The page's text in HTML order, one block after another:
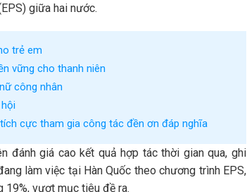
giữa hai nước.
trẻ em
vững cho thanh niên
công nhân
cực tham gia công tác đền ơn đáp nghĩa
đánh giá cao kết quả hợp tác thời gian qua, ghi
làm việc tại Hàn Quốc theo chương trình EPS,
vượt mục tiêu đề ra.